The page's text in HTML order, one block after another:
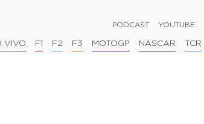
PODCAST YOUTUBE
VIVO F1 F2 F3 MOTOGP NASCAR TCR